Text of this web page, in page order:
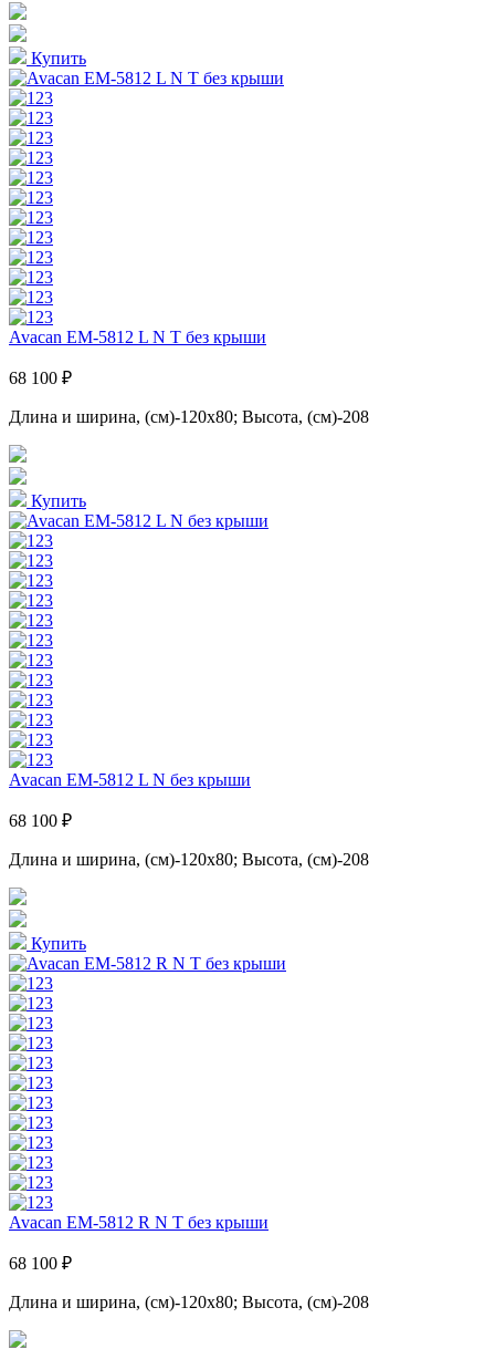
Купить
Avacan EM-5812 L N T без крыши
68 100 ₽
Длина и ширина, (см)-120x80; Высота, (см)-208
Купить
Avacan EM-5812 L N без крыши
68 100 ₽
Длина и ширина, (см)-120x80; Высота, (см)-208
Купить
Avacan EM-5812 R N T без крыши
68 100 ₽
Длина и ширина, (см)-120x80; Высота, (см)-208